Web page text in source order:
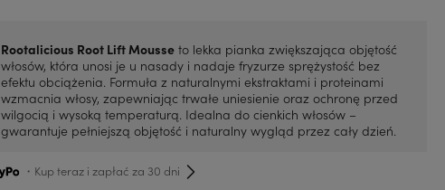
Rootalicious Root Lift Mousse to lekka pianka zwiększająca objętość
włosów, która unosi je u nasady i nadaje fryzurze sprężystość bez
efektu obciążenia. Formuła z naturalnymi ekstraktami i proteinami
wzmacnia włosy, zapewniając trwałe uniesienie oraz ochronę przed
wilgocią i wysoką temperaturą. Idealna do cienkich włosów –
gwarantuje pełniejszą objętość i naturalny wygląd przez cały dzień.
・Kup teraz i zapłać za 30 dni